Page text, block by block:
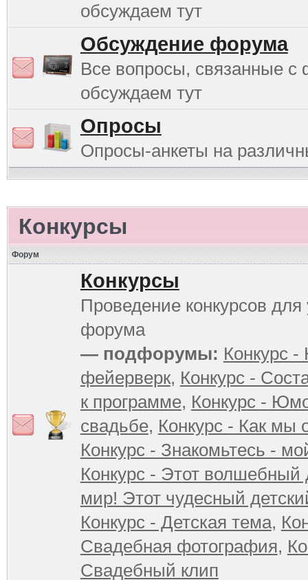
обсуждаем тут
Обсуждение форума
Все вопросы, связанные
обсуждаем тут
Опросы
Опросы-анкеты на
Конкурсы
Форум
Конкурсы
Проведение конкурсов для
форума
— подфорумы: Конкурс
фейерверк, Конкурс -
к программе, Конкурс -
свадьбе, Конкурс - Как мы
Конкурс - Знакомьтесь -
Конкурс - Этот волшебный
мир! Этот чудесный
Конкурс - Детская тема,
Свадебная фотография,
Свадебный клип